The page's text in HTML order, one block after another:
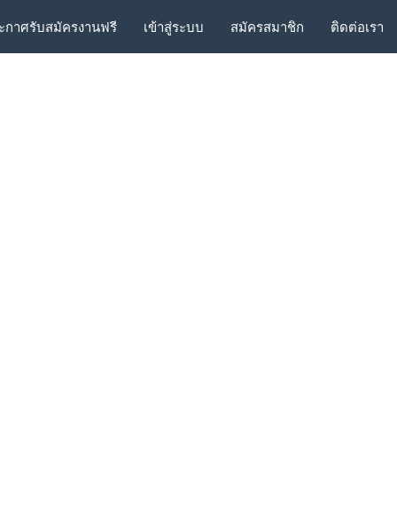
กาศรับสมัครงานฟรี เข้าสู่ระบบ สมัครสมาชิก ติดต่อเรา